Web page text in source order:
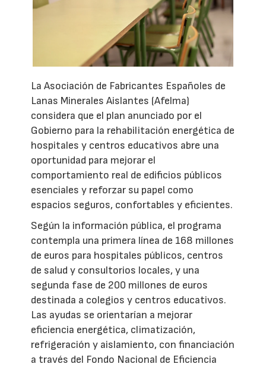
La Asociación de Fabricantes Españoles de
Lanas Minerales Aislantes (Afelma)
considera que el plan anunciado por el
Gobierno para la rehabilitación energética de
hospitales y centros educativos abre una
oportunidad para mejorar el
comportamiento real de edificios públicos
esenciales y reforzar su papel como
espacios seguros, confortables y eficientes.
Según la información pública, el programa
contempla una primera línea de 168 millones
de euros para hospitales públicos, centros
de salud y consultorios locales, y una
segunda fase de 200 millones de euros
destinada a colegios y centros educativos.
Las ayudas se orientarían a mejorar
eficiencia energética, climatización,
refrigeración y aislamiento, con financiación
a través del Fondo Nacional de Eficiencia